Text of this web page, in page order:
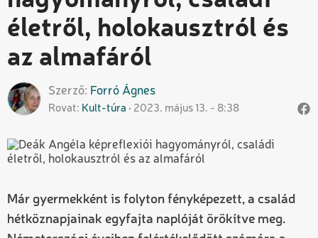
életről, holokausztról és
az almafáról
Szerző Forró Ágnes
Rovat Kult-túra 2023. május 13. - 8:38
Már gyermekként is folyton fényképezett, a család
hétköznapjainak egyfajta naplóját örökítve meg.